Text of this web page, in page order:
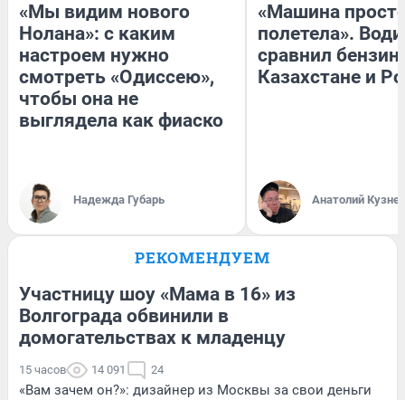
«Мы видим нового
Нолана»: с каким
настроем нужно
смотреть «Одиссею»,
чтобы она не
выглядела как фиаско
Надежда Губарь
«Машина
полетела».
сравнил бензин
Казахстане и
Анатолий
РЕКОМЕНДУЕМ
Участницу шоу «Мама в 16» из
Волгограда обвинили в
домогательствах к младенцу
15 часов 14 091 24
«Вам зачем он?»: дизайнер из Москвы за свои деньги